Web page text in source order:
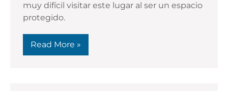
muy difícil visitar este lugar al ser un espacio
protegido.
Read More »